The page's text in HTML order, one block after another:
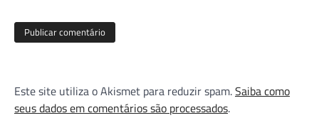
Este site utiliza o Akismet para reduzir spam.Saiba como
seus dados em comentários são processados.